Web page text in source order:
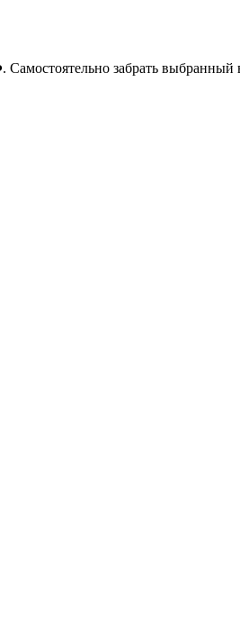
. Самостоятельно забрать